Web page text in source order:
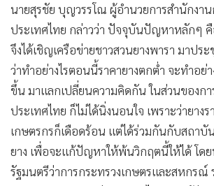
• News1
• Gotomanager
นายสุรชัย บุญวรรโณ ผู้อำนวยการสำนักงาน
ประเทศไทย กล่าวว่า ปัจจุบันปัญหาหลักๆ
จึงได้เชิญเครือข่ายชาวสวนยางพารา มาปร
ว่าทำอย่างไรตอนนี้ราคายางตกต่ำ จะทำอย่า
ขึ้น มาแลกเปลี่ยนความคิดกัน ในส่วนของกา
ประเทศไทย ก็ไม่ได้นิ่งนอนใจ เพราะว่ายาง
เกษตรกรก็เดือดร้อน แต่ได้ร่วมกันกับสถาบั
ยาง เพื่อจะแก้ปัญหาให้พ้นวิกฤตนี้ให้ได้ โด
รัฐมนตรีว่าการกระทรวงเกษตรและสหกร